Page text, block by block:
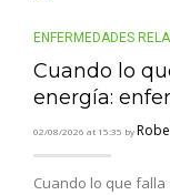
ENFERMEDADES
Cuando lo
energía:
02/08/2026 at 15:35 by
Cuando lo que